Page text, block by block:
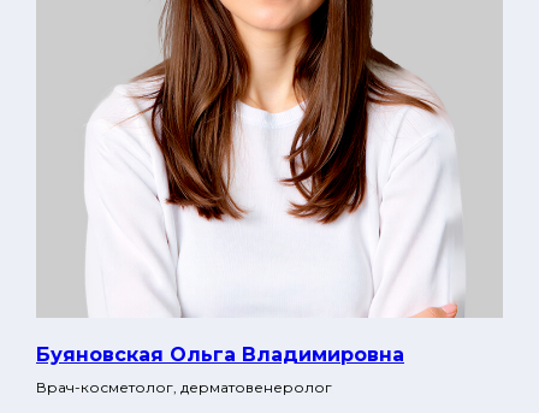
Буяновская Ольга Владимировна
Врач-косметолог, дерматовенеролог